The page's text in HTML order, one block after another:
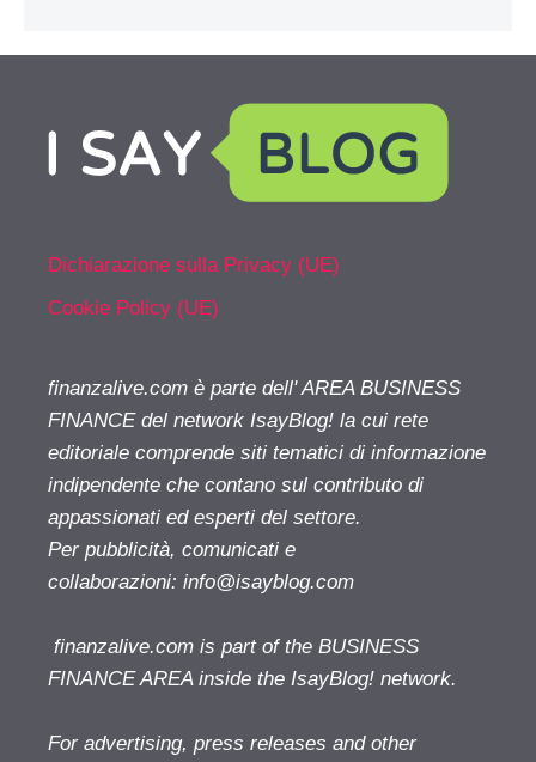
Dichiarazione sulla Privacy (UE)
Cookie Policy (UE)
finanzalive.com è parte dell' AREA BUSINESS
FINANCE del network IsayBlog! la cui rete
editoriale comprende siti tematici di informazione
indipendente che contano sul contributo di
appassionati ed esperti del settore.
Per pubblicità, comunicati e
collaborazioni: info@isayblog.com
finanzalive.com is part of the BUSINESS
FINANCE AREA inside the IsayBlog! network.
For advertising, press releases and other